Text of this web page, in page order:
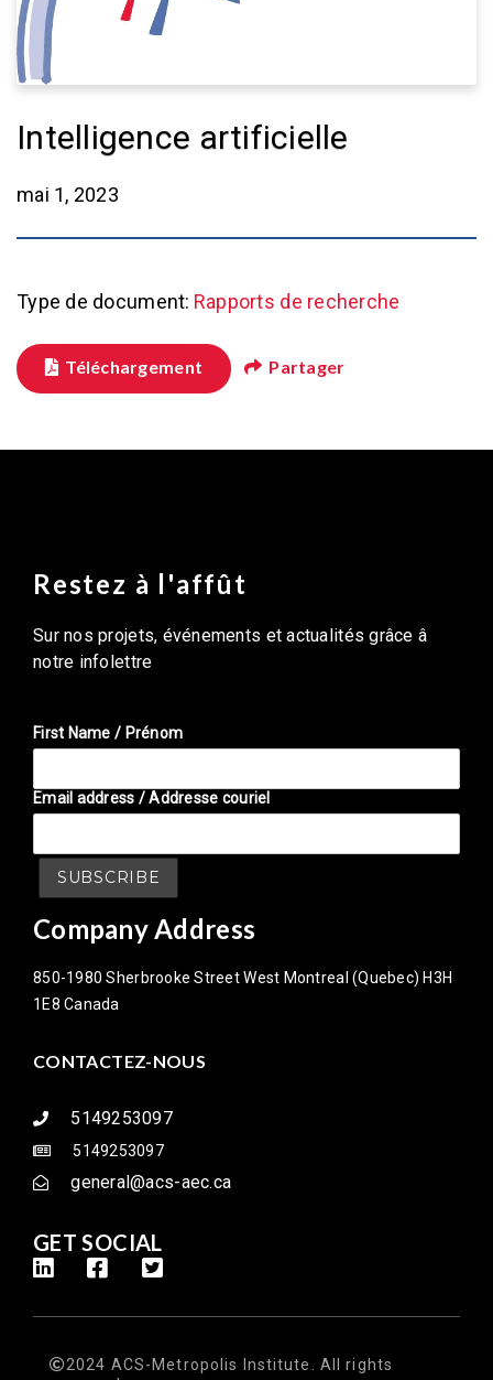
Intelligence artificielle
mai 1, 2023
Type de document: Rapports de recherche
Téléchargement Partager
Restez à l'affût
Sur nos projets, événements et actualités grâce â
notre infolettre
First Name / Prénom
Email address / Addresse couriel
Company Address
850-1980 Sherbrooke Street West Montreal (Quebec) H3H
1E8 Canada
CONTACTEZ-NOUS
5149253097
5149253097
general@acs-aec.ca
GET SOCIAL
2024 ACS-Metropolis Institute. All rights